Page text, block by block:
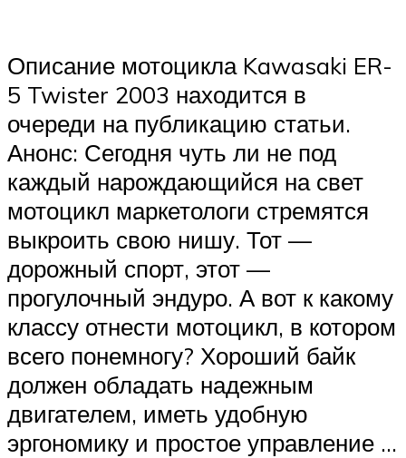
Описание мотоцикла Kawasaki ER-
5 Twister 2003 находится в
очереди на публикацию статьи.
Анонс: Сегодня чуть ли не под
каждый нарождающийся на свет
мотоцикл маркетологи стремятся
выкроить свою нишу. Тот —
дорожный спорт, этот —
прогулочный эндуро. А вот к какому
классу отнести мотоцикл, в котором
всего понемногу? Хороший байк
должен обладать надежным
двигателем, иметь удобную
эргономику и простое управление …